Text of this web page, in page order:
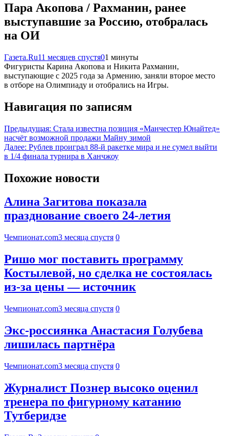
Пара Акопова / Рахманин, ранее
выступавшие за Россию, отобралась
на ОИ
Газета.Ru11 месяцев спустя01 минуты
Фигуристы Карина Акопова и Никита Рахманин,
выступающие с 2025 года за Армению, заняли второе место
в отборе на Олимпиаду и отобрались на Игры.
Навигация по записям
Предыдущая: Стала известна позиция «Манчестер Юнайтед»
насчёт возможной продажи Майну зимой
Далее: Рублев проиграл 88-й ракетке мира и не сумел выйти
в 1/4 финала турнира в Ханчжоу
Похожие новости
Алина Загитова показала
празднование своего 24-летия
Чемпионат.com3 месяца спустя 0
Ришо мог поставить программу
Костылевой, но сделка не состоялась
из-за цены — источник
Чемпионат.com3 месяца спустя 0
Экc-россиянка Анастасия Голубева
лишилась партнёра
Чемпионат.com3 месяца спустя 0
Журналист Познер высоко оценил
тренера по фигурному катанию
Тутберидзе